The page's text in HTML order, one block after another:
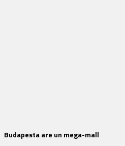
Budapesta are un mega-mall